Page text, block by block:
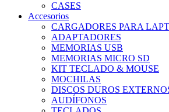
CASES
Accesorios
CARGADORES PARA
ADAPTADORES
MEMORIAS USB
MEMORIAS MICRO SD
KIT TECLADO & MOUSE
MOCHILAS
DISCOS DUROS
AUDÍFONOS